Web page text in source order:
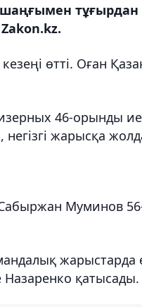
тұғырдан
өтті. Оған
46-орынды
негізгі жарысқа
Муминов
жарыстарда
қатысады.